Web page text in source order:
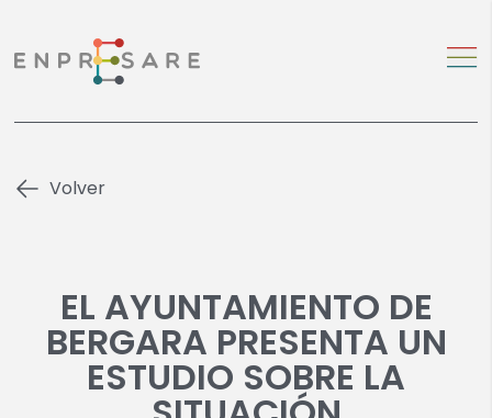
Volver
EL AYUNTAMIENTO DE
BERGARA PRESENTA UN
ESTUDIO SOBRE LA